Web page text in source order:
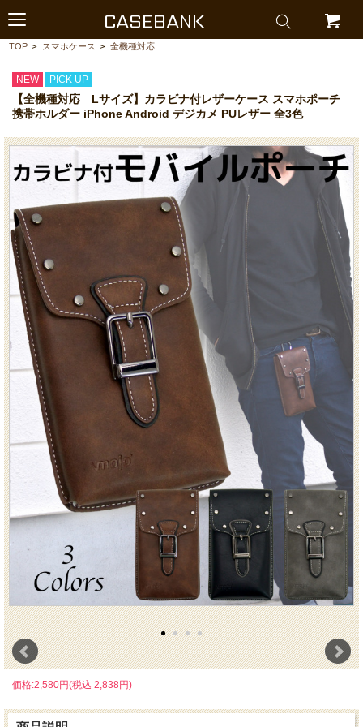
CASEBANK
TOP > スマホケース > 全機種対応
NEW PICK UP
【全機種対応 Lサイズ】カラビナ付レザーケース スマホポーチ
携帯ホルダー iPhone Android デジカメ PUレザー 全3色
価格:2,580円(税込 2,838円)